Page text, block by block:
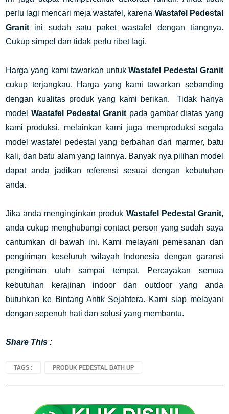
perlu lagi mencari meja wastafel, karena Wastafel Pedestal
Granit ini sudah satu paket wastafel dengan tiangnya.
Cukup simpel dan tidak perlu ribet lagi.
Harga yang kami tawarkan untukWastafel Pedestal Granit
cukup terjangkau. Harga yang kami tawarkan sebanding
dengan kualitas produk yang kami berikan. Tidak hanya
model Wastafel Pedestal Granit pada gambar diatas yang
kami produksi, melainkan kami juga memproduksi segala
model wastafel pedestal yang berbahan dari marmer, batu
kali, dan batu alam yang lainnya. Banyak nya pilihan model
dapat anda jadikan referensi sesuai dengan kebutuhan
anda.
Jika anda menginginkan produk Wastafel Pedestal Granit,
anda cukup menghubungi contact person yang sudah saya
cantumkan di bawah ini. Kami melayani pemesanan dan
pengiriman keseluruh wilayah Indonesia dengan garansi
pengiriman utuh sampai tempat. Percayakan semua
kebutuhan kerajinan indoor dan outdoor yang anda
butuhkan ke Bintang Antik Sejahtera. Kami siap melayani
dengan sepenuh hati dan solusi yang membantu.
Share This :
TAGS : PRODUK PEDESTAL BATH UP